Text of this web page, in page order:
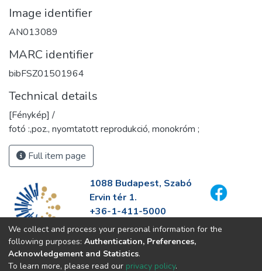
Image identifier
AN013089
MARC identifier
bibFSZ01501964
Technical details
[Fénykép] /
fotó :,poz., nyomtatott reprodukció, monokróm ;
Full item page
1088 Budapest, Szabó
Ervin tér 1.
+36-1-411-5000
info@fszek.hu
https://fszek.hu
We collect and process your personal information for the
following purposes: Authentication, Preferences,
Acknowledgement and Statistics.
To learn more, please read our privacy policy.